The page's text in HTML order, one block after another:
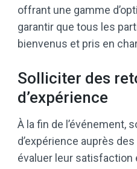
offrant une gamme
garantir que tous les
bienvenus et pris en
Solliciter des
d’expérience
À la fin de l’événement,
d’expérience auprès
évaluer leur satisfaction